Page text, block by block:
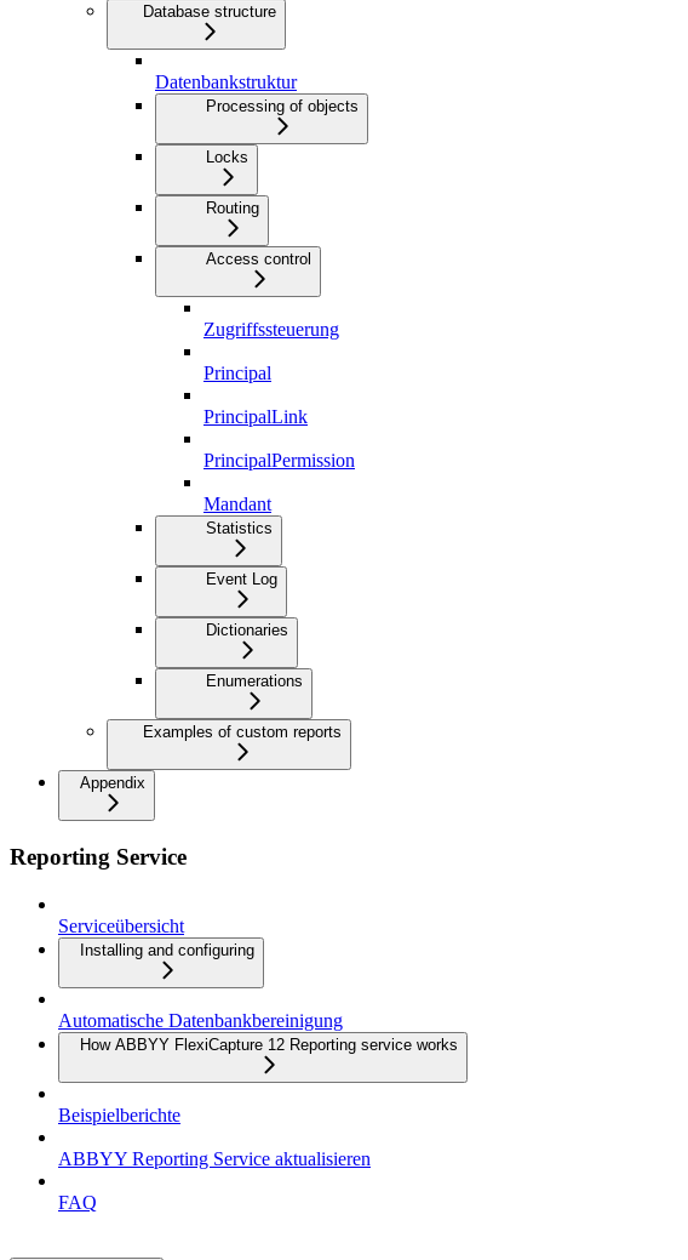
Database structure
Datenbankstruktur
Processing of objects
Locks
Routing
Access control
Zugriffssteuerung
Principal
PrincipalLink
PrincipalPermission
Mandant
Statistics
Event Log
Dictionaries
Enumerations
Examples of custom reports
Appendix
Reporting Service
Serviceübersicht
Installing and configuring
Automatische Datenbankbereinigung
How ABBYY FlexiCapture 12 Reporting service works
Beispielberichte
ABBYY Reporting Service aktualisieren
FAQ